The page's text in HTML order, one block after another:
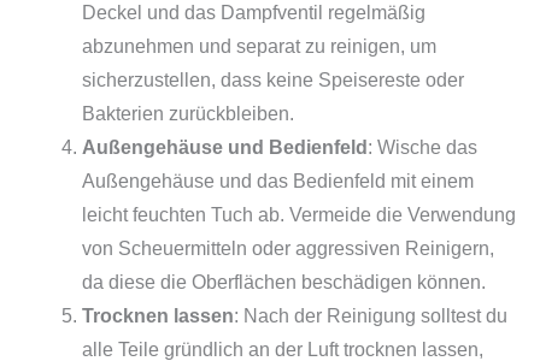
Deckel und das Dampfventil regelmäßig
abzunehmen und separat zu reinigen, um
sicherzustellen, dass keine Speisereste oder
Bakterien zurückbleiben.
Außengehäuse und Bedienfeld : Wische das
Außengehäuse und das Bedienfeld mit einem
leicht feuchten Tuch ab. Vermeide die Verwendung
von Scheuermitteln oder aggressiven Reinigern,
da diese die Oberflächen beschädigen können.
Trocknen lassen: Nach der Reinigung solltest du
alle Teile gründlich an der Luft trocknen lassen,